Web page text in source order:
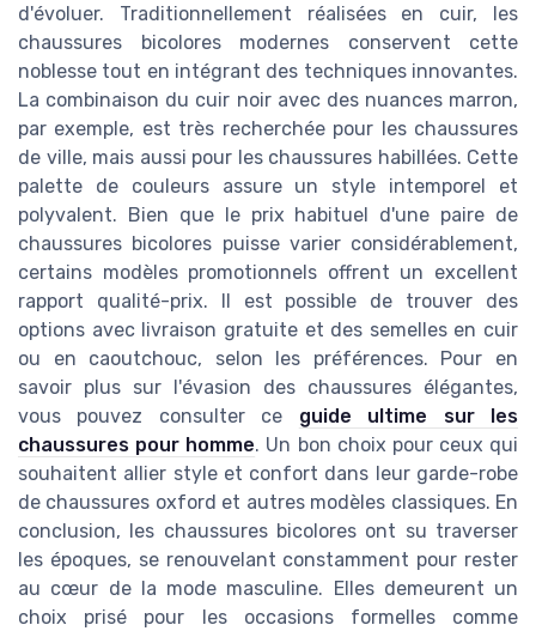
d'évoluer. Traditionnellement réalisées en cuir, les
chaussures bicolores modernes conservent cette
noblesse tout en intégrant des techniques innovantes.
La combinaison du cuir noir avec des nuances marron,
par exemple, est très recherchée pour les chaussures
de ville, mais aussi pour les chaussures habillées. Cette
palette de couleurs assure un style intemporel et
polyvalent. Bien que le prix habituel d'une paire de
chaussures bicolores puisse varier considérablement,
certains modèles promotionnels offrent un excellent
rapport qualité-prix. Il est possible de trouver des
options avec livraison gratuite et des semelles en cuir
ou en caoutchouc, selon les préférences. Pour en
savoir plus sur l'évasion des chaussures élégantes,
vous pouvez consulter ce guide ultime sur les
chaussures pour homme. Un bon choix pour ceux qui
souhaitent allier style et confort dans leur garde-robe
de chaussures oxford et autres modèles classiques. En
conclusion, les chaussures bicolores ont su traverser
les époques, se renouvelant constamment pour rester
au cœur de la mode masculine. Elles demeurent un
choix prisé pour les occasions formelles comme